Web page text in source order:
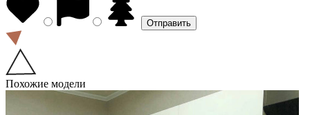
Похожие модели